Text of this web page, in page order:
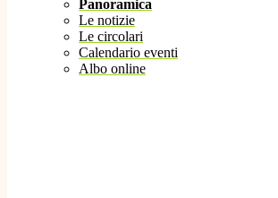
Panoramica
Le notizie
Le circolari
Calendario eventi
Albo online